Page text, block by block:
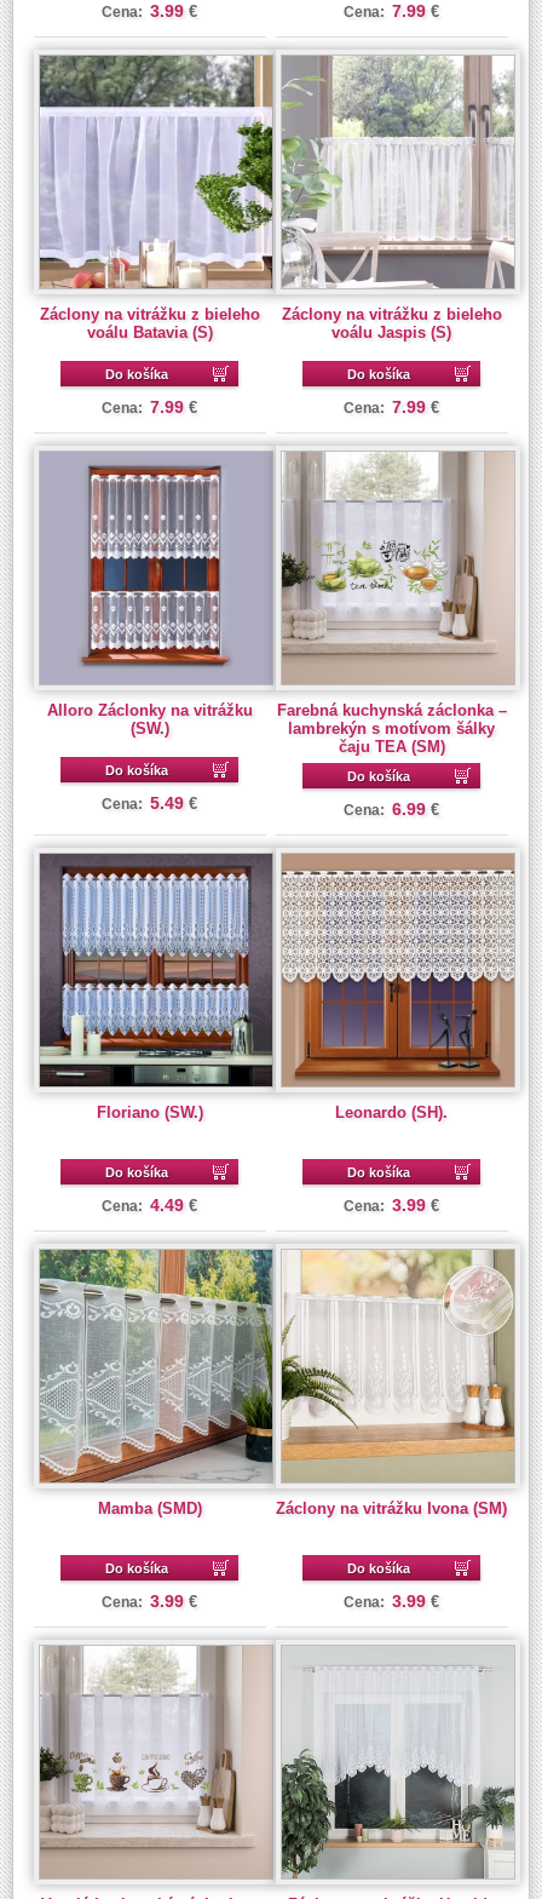
Cena: 3.99 € Cena: 7.99 €
Záclony na vitrážku z bieleho
voálu Batavia (S)
Do košíka
Cena: 7.99 €
Záclony na vitrážku z bieleho
voálu Jaspis (S)
Do košíka
Cena: 7.99 €
Alloro Záclonky na vitrážku
(SW.)
Do košíka
Cena: 5.49 €
Farebná kuchynská záclonka –
lambrekýn s motívom šálky
čaju TEA (SM)
Do košíka
Cena: 6.99 €
Floriano (SW.)
Do košíka
Cena: 4.49 €
Leonardo (SH).
Do košíka
Cena: 3.99 €
Mamba (SMD)
Do košíka
Cena: 3.99 €
Záclony na vitrážku Ivona (SM)
Do košíka
Cena: 3.99 €